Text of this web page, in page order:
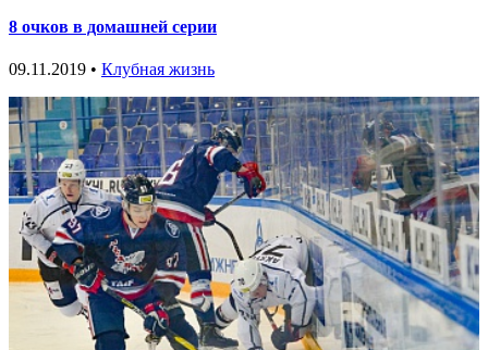
8 очков в домашней серии
09.11.2019 • Клубная жизнь